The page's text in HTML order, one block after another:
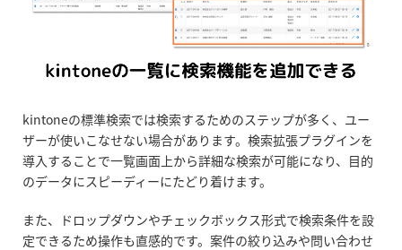
kintoneの標準検索では検索するためのステップが多く、ユー
ザーが使いこなせない場合があります。検索拡張プラグインを
導入することで一覧画面上から詳細な検索が可能になり、目的
のデータにスピーディーにたどり着けます。
また、ドロップダウンやチェックボックス形式で検索条件を設
定できるため操作も直感的です。案件の絞り込みや問い合わせ